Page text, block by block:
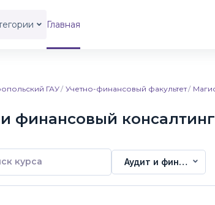
Главная
ГАУ Учетно-финансовый факультет
финансовый консалтинг
курса
Аудит и